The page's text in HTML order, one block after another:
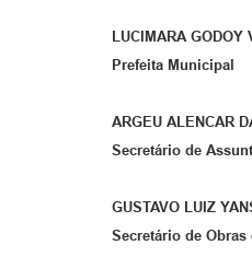
LUCIMARA GODOY
Prefeita Municipal
ARGEU ALENCAR
Secretário de
GUSTAVO LUIZ
Secretário de